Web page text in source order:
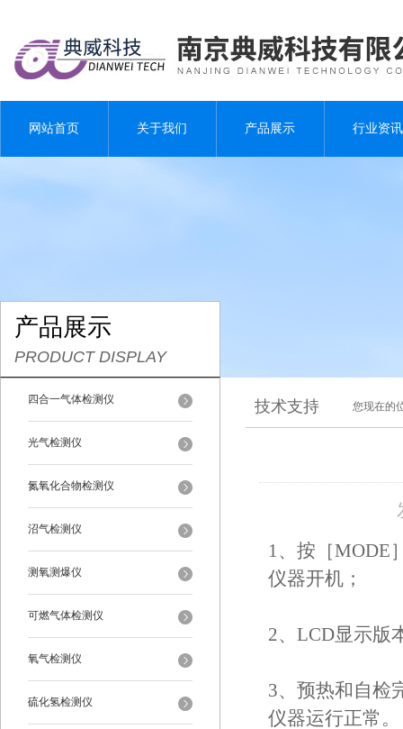
网站首页 关于我们 产品展示 行业资讯
产品展示
PRODUCT DISPLAY
四合一气体检测仪
光气检测仪
氮氧化合物检测仪
沼气检测仪
测氧测爆仪
可燃气体检测仪
氧气检测仪
硫化氢检测仪
技术支持 您现在的
1、按［MODE
仪器开机；
2、LCD显示版
3、预热和自检
仪器运行正常。